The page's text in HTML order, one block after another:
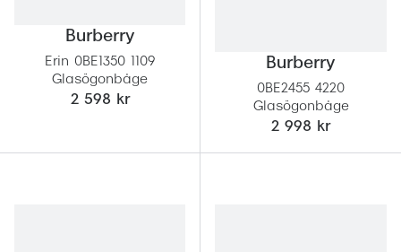
Burberry
Erin 0BE1350 1109
Glasögonbåge
2 598 kr
Burberry
0BE2455 4220
Glasögonbåge
2 998 kr